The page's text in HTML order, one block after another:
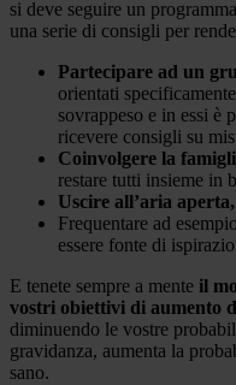
si deve seguire un
una serie di consigli per
Partecipare ad un
orientati
sovrappeso e in essi è
ricevere consigli su
Coinvolgere la
restare tutti insieme in
Uscire all’aria
Frequentare ad
essere fonte di
E tenete sempre a mente il
vostri obiettivi di aumento
diminuendo le vostre
gravidanza, aumenta la
sano.